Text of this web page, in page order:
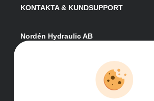
KONTAKTA & KUNDSUPPORT
Nordén Hydraulic AB
info@nordenhydraulic.se